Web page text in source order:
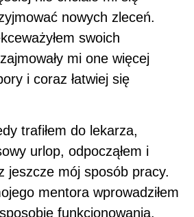
nowych zleceń.
swoich
mi one więcej
i coraz łatwiej się
trafiłem do lekarza,
urlop, odpocząłem i
jeszcze mój sposób pracy.
mentora wprowadziłem
funkcjonowania.